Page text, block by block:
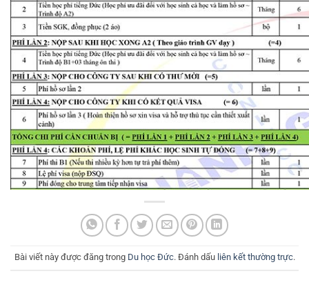
Bài viết này được đăng trong Du học Đức. Đánh dấu liên kết thường trực.